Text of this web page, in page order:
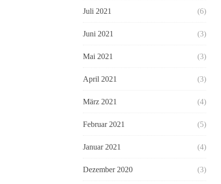
Juli 2021 (6)
Juni 2021 (3)
Mai 2021 (3)
April 2021 (3)
März 2021 (4)
Februar 2021 (5)
Januar 2021 (4)
Dezember 2020 (3)